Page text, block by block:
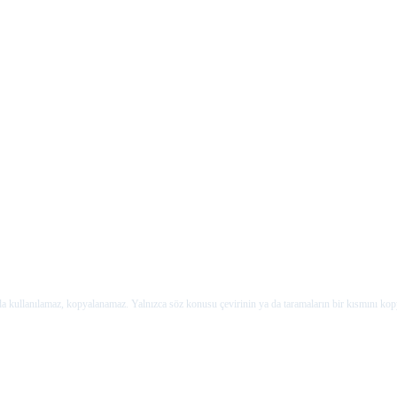
kopyalanamaz. Yalnızca söz konusu çevirinin ya da taramaların bir